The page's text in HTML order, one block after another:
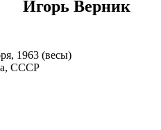
Игорь Верник
1963 (весы)
СССР